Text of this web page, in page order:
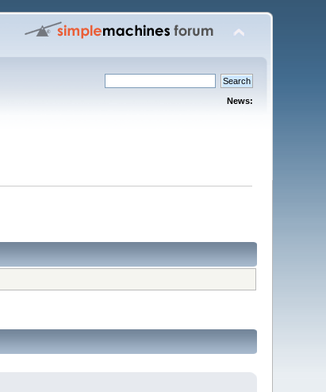
News: